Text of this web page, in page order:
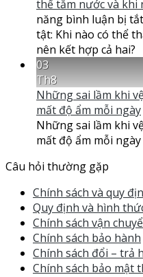
thế tắm nước và khi
năng bình luận bị tắt
tật: Khi nào có thể
nên kết hợp cả hai?
03
Th8
Những sai lầm khi
mất độ ẩm mỗi ngày
Những sai lầm khi
mất độ ẩm mỗi ngày
Câu hỏi thường gặp
Chính sách và quy
Quy định và hình
Chính sách vận
Chính sách bảo hành
Chính sách đổi – trả
Chính sách bảo mật